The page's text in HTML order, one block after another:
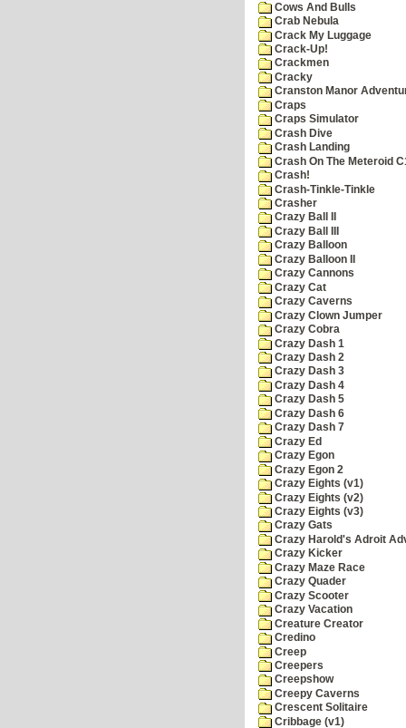
Cows And Bulls
Crab Nebula
Crack My Luggage
Crack-Up!
Crackmen
Cracky
Cranston Manor
Craps
Craps Simulator
Crash Dive
Crash Landing
Crash On The Meteroid
Crash!
Crash-Tinkle-Tinkle
Crasher
Crazy Ball II
Crazy Ball III
Crazy Balloon
Crazy Balloon II
Crazy Cannons
Crazy Cat
Crazy Caverns
Crazy Clown Jumper
Crazy Cobra
Crazy Dash 1
Crazy Dash 2
Crazy Dash 3
Crazy Dash 4
Crazy Dash 5
Crazy Dash 6
Crazy Dash 7
Crazy Ed
Crazy Egon
Crazy Egon 2
Crazy Eights (v1)
Crazy Eights (v2)
Crazy Eights (v3)
Crazy Gats
Crazy Harold's Adroit
Crazy Kicker
Crazy Maze Race
Crazy Quader
Crazy Scooter
Crazy Vacation
Creature Creator
Credino
Creep
Creepers
Creepshow
Creepy Caverns
Crescent Solitaire
Cribbage (v1)